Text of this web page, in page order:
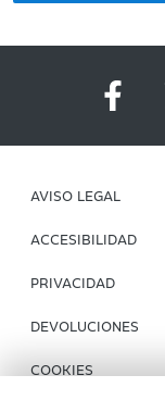
AVISO LEGAL
ACCESIBILIDAD
PRIVACIDAD
DEVOLUCIONES
COOKIES